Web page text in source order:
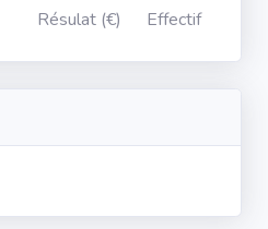
Résulat (€) Effectif